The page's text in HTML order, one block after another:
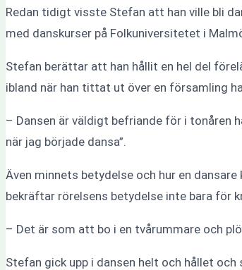
Redan tidigt visste Stefan att han ville bli
med danskurser på Folkuniversitetet i
Stefan berättar att han hållit en hel del
ibland när han tittat ut över en församling
– Dansen är väldigt befriande för i tonåren
när jag började dansa”.
Även minnets betydelse och hur en
bekräftar rörelsens betydelse inte bara för
– Det är som att bo i en tvårummare och
Stefan gick upp i dansen helt och hållet